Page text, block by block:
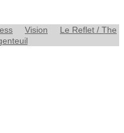
Vision
Le Reflet / The